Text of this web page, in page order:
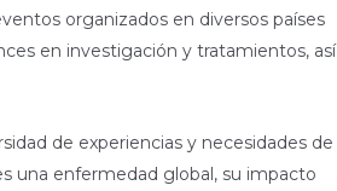
organizados en diversos países
en investigación y tratamientos, así
de experiencias y necesidades de
una enfermedad global, su impacto